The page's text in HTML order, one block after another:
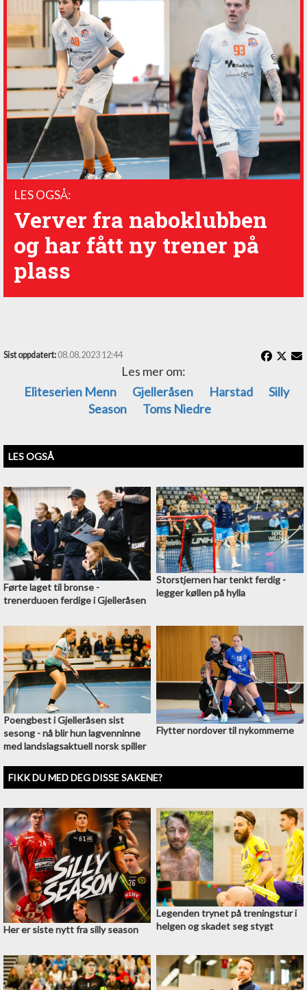
LES OGSÅ:
Verver fra naboklubben
og har fått ny trener på
plass
Sist oppdatert: 08.08.2023 12:44
Les mer om:
Eliteserien Menn
Gjelleråsen Harstad
Silly
Season
Toms Niedre
LES OGSÅ
Førte laget til bronse -
trenerduoen ferdige i Gjelleråsen
Storstjernen har tenkt ferdig -
legger køllen på hylla
Poengbest i Gjelleråsen sist
sesong - nå blir hun lagvenninne
med landslagsaktuell norsk spiller
Flytter nordover til nykommerne
FIKK DU MED DEG DISSE SAKENE?
Her er siste nytt fra silly season
Legenden trynet på treningstur i
helgen og skadet seg stygt